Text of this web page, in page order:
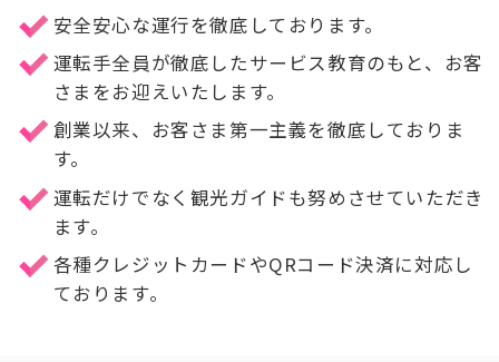
安全安心な運行を徹底しております。
運転手全員が徹底したサービス教育のもと、お客
さまをお迎えいたします。
創業以来、お客さま第一主義を徹底しておりま
す。
運転だけでなく観光ガイドも努めさせていただき
ます。
各種クレジットカードやQRコード決済に対応し
ております。